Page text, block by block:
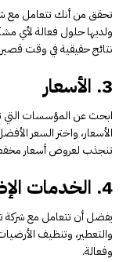
تحقق من أنك تتعامل مع
ولديها حلول فعالة لأي
نتائج حقيقية في وقت
3. الأسعار
ابحث عن المؤسسات التي
الأسعار، واختر السعر
تنجذب لعروض أسعار
4. الخدمات الإضافية
يفضل أن تتعامل مع شركة
والتعطير، وتنظيف
وفعالة.